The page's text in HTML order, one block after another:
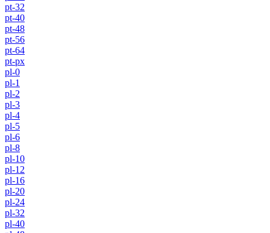
pt-32
pt-40
pt-48
pt-56
pt-64
pt-px
pl-0
pl-1
pl-2
pl-3
pl-4
pl-5
pl-6
pl-8
pl-10
pl-12
pl-16
pl-20
pl-24
pl-32
pl-40